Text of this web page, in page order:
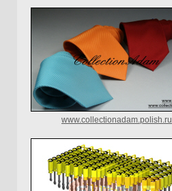
www.collectionadam.polish.ru